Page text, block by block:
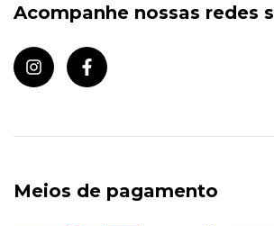
Acompanhe nossas redes
Meios de pagamento